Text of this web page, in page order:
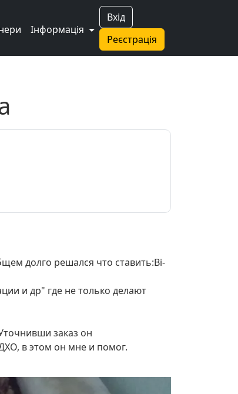
Вхід
Реєстрація
Інформація
долго решался что ставить:Bi-
и др" где не только делают
заказ он
в этом он мне и помог.